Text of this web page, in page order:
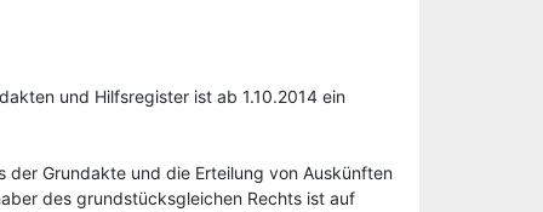
und Hilfsregister ist ab 1.10.2014 ein
Grundakte und die Erteilung von Auskünften
des grundstücksgleichen Rechts ist auf